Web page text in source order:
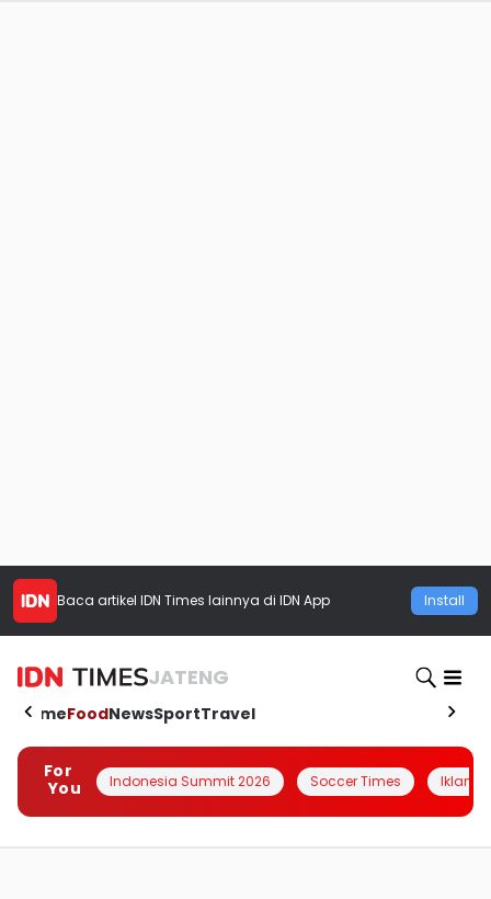
Baca artikel IDN Times lainnya di IDN App Install
JATENG
HomeFoodNewsSportTravel
For
You
Indonesia Summit 2026 Soccer Times Iklanin